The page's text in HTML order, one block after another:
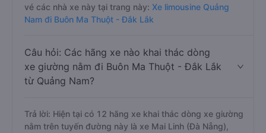
vé các nhà xe này tại trang này: Xe limousine Quảng
Nam đi Buôn Ma Thuột - Đắk Lắk
Câu hỏi: Các hãng xe nào khai thác dòng
xe giường nằm đi Buôn Ma Thuột - Đắk Lắk
từ Quảng Nam?
Trả lời: Hiện tại có 12 hãng xe khai thác dòng xe giường
nằm trên tuyến đường này là xe Mai Linh (Đà Nẵng),